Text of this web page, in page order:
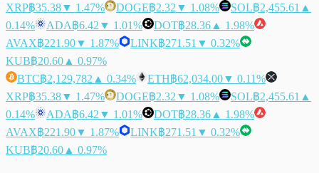
XRP฿35.38▼ 1.47% DOGE฿2.32 ▼ 1.08% SOL฿2,455.61 ▲
0.14%
ADA฿6.42 ▼ 1.01% DOT฿28.36 ▲ 1.98%
AVAX฿221.90▼ 1.87% LINK฿271.51 ▼ 0.32%
KUB฿20.60 ▲ 0.97%
BTC฿2,129,782 ▲ 0.34% ETH฿62,034.00▼ 0.11%
XRP฿35.38▼ 1.47% DOGE฿2.32 ▼ 1.08% SOL฿2,455.61 ▲
0.14%
ADA฿6.42 ▼ 1.01% DOT฿28.36 ▲ 1.98%
AVAX฿221.90▼ 1.87% LINK฿271.51 ▼ 0.32%
KUB฿20.60 ▲ 0.97%